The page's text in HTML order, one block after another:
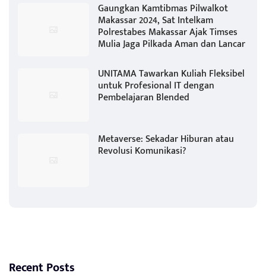
Gaungkan Kamtibmas Pilwalkot
Makassar 2024, Sat Intelkam
Polrestabes Makassar Ajak Timses
Mulia Jaga Pilkada Aman dan Lancar
UNITAMA Tawarkan Kuliah Fleksibel
untuk Profesional IT dengan
Pembelajaran Blended
Metaverse: Sekadar Hiburan atau
Revolusi Komunikasi?
Recent Posts